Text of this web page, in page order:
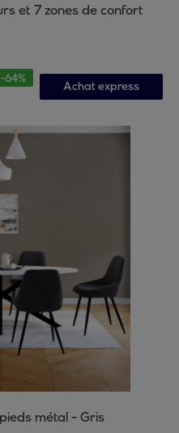
et 7 zones de confort
-64%
Achat express
métal - Gris